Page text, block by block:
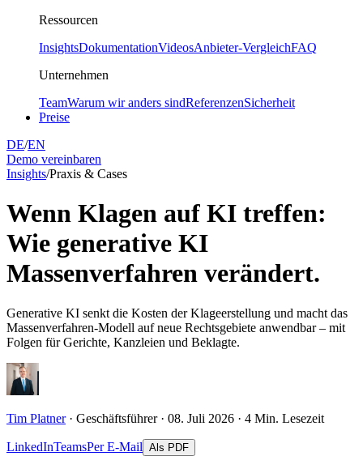
Ressourcen
InsightsDokumentationVideosAnbieter-VergleichFAQ
Unternehmen
TeamWarum wir anders sindReferenzenSicherheit
Preise
DE/EN
Demo vereinbaren
Insights/Praxis & Cases
Wenn Klagen auf KI treffen:
Wie generative KI
Massenverfahren verändert.
Generative KI senkt die Kosten der Klageerstellung und macht das
Massenverfahren-Modell auf neue Rechtsgebiete anwendbar – mit
Folgen für Gerichte, Kanzleien und Beklagte.
Tim Platner· Geschäftsführer · 08. Juli 2026 · 4 Min. Lesezeit
LinkedInTeamsPer E-Mail Als PDF